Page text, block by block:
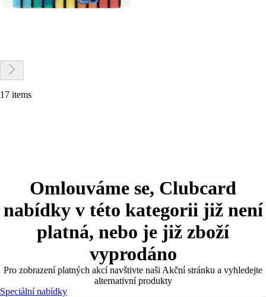
17 items
Omlouváme se, Clubcard
nabídky v této kategorii již není
platná, nebo je již zboží
vyprodáno
Pro zobrazení platných akcí navštivte naši Akční stránku a vyhledejte
alternativní produkty
Speciální nabídky